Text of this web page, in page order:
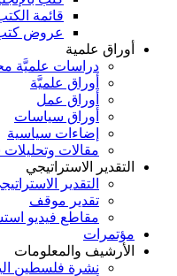
قائمة
عروض
أوراق علمية
دراسات علميَّة
أوراق علميَّة
أوراق عمل
أوراق سياسات
إضاءات سياسية
مقالات
التقدير الاستراتيجي
التقدير
تقدير موقف
مقاطع فيديو
مؤتمرات
الأرشيف والمعلومات
نشرة فلسطين